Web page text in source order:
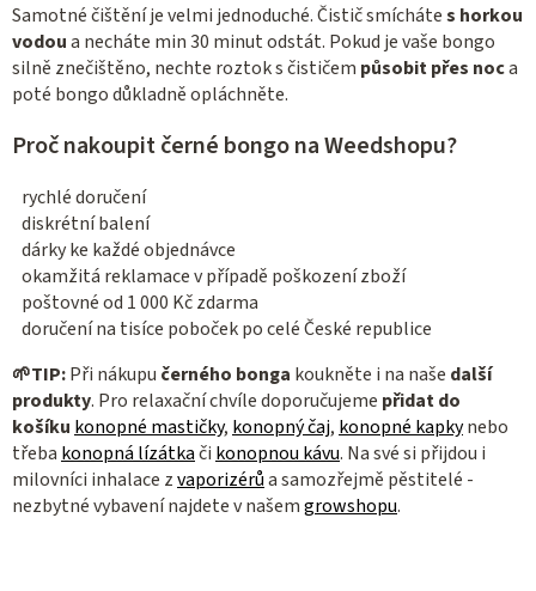
Samotné čištění je velmi jednoduché. Čistič smíchátes horkou
vodoua necháte min 30 minut odstát. Pokud je vaše bongo
silně znečištěno, nechte roztok s čističem působit přes noca
poté bongo důkladně opláchněte.
Proč nakoupit černé bongo na Weedshopu?
rychlé doručení
diskrétní balení
dárky ke každé objednávce
okamžitá reklamace v případě poškození zboží
poštovné od 1 000 Kč zdarma
doručení na tisíce poboček po celé České republice
🌱TIP:Při nákupu černého bonga koukněte i na naše další
produkty. Pro relaxační chvíle doporučujeme přidat do
košíku konopné mastičky, konopný čaj, konopné kapkynebo
třeba konopná lízátkači konopnou kávu. Na své si přijdou i
milovníci inhalace zvaporizérůa samozřejmě pěstitelé -
nezbytné vybavení najdete v našemgrowshopu.